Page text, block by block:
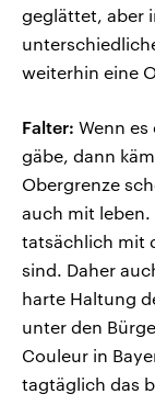
geglättet, aber
weiterhin eine
Falter: Wenn
gäbe, dann
Obergrenze
auch mit leben.
tatsächlich mit
sind. Daher
harte Haltung
unter den
Couleur in
tagtäglich das